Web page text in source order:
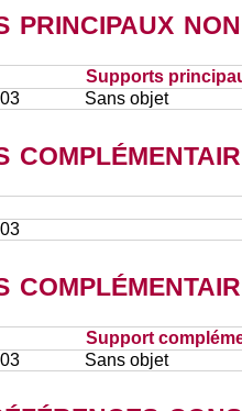
principaux
Supports
Sans objet
Support
Sans objet